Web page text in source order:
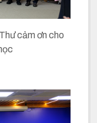
cảm ơn cho